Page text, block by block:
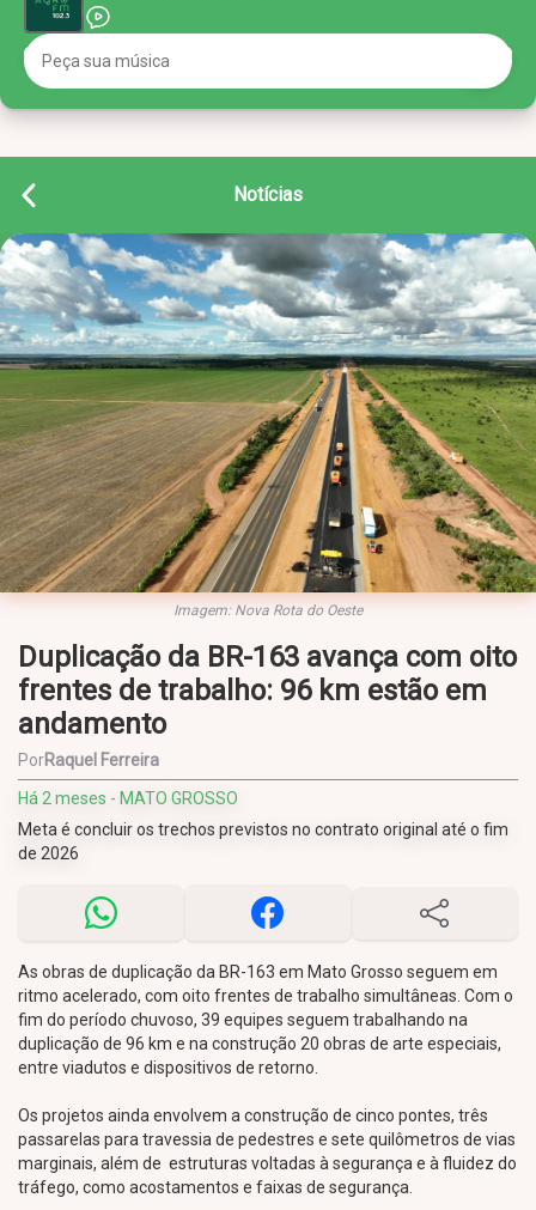
Notícias
Imagem: Nova Rota do Oeste
Duplicação da BR-163 avança com oito
frentes de trabalho: 96 km estão em
andamento
PorRaquel Ferreira
Há 2 meses - MATO GROSSO
Meta é concluir os trechos previstos no contrato original até o fim
de 2026
As obras de duplicação da BR-163 em Mato Grosso seguem em
ritmo acelerado, com oito frentes de trabalho simultâneas. Com o
fim do período chuvoso, 39 equipes seguem trabalhando na
duplicação de 96 km e na construção 20 obras de arte especiais,
entre viadutos e dispositivos de retorno.
Os projetos ainda envolvem a construção de cinco pontes, três
passarelas para travessia de pedestres e sete quilômetros de vias
marginais, além de estruturas voltadas à segurança e à fluidez do
tráfego, como acostamentos e faixas de segurança.